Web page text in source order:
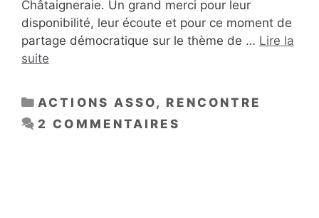
Châtaigneraie. Un grand merci pour leur
disponibilité, leur écoute et pour ce moment de
partage démocratique sur le thème de … Lire la
suite
CATÉGORIES
ACTIONS ASSO, RENCONTRE
2 COMMENTAIRES